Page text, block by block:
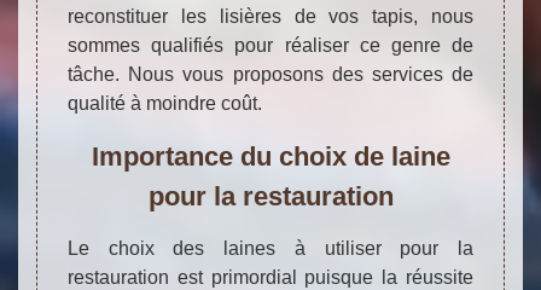
reconstituer les lisières de vos tapis, nous
sommes qualifiés pour réaliser ce genre de
tâche. Nous vous proposons des services de
qualité à moindre coût.
Importance du choix de laine
pour la restauration
Le choix des laines à utiliser pour la
restauration est primordial puisque la réussite